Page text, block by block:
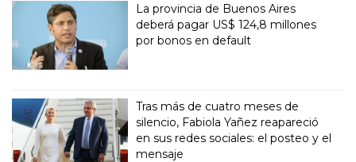
La provincia de Buenos Aires
deberá pagar US$ 124,8 millones
por bonos en default
Tras más de cuatro meses de
silencio, Fabiola Yañez reapareció
en sus redes sociales: el posteo y el
mensaje